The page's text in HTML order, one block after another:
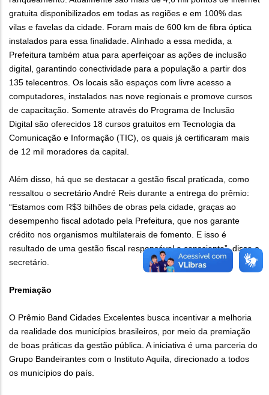
gratuita disponibilizados em todas as regiões e em 100% das
vilas e favelas da cidade. Foram mais de 600 km de fibra óptica
instalados para essa finalidade. Alinhado a essa medida, a
Prefeitura também atua para aperfeiçoar as ações de inclusão
digital, garantindo conectividade para a população a partir dos
135 telecentros. Os locais são espaços com livre acesso a
computadores, instalados nas nove regionais e promove cursos
de capacitação. Somente através do Programa de Inclusão
Digital são oferecidos 18 cursos gratuitos em Tecnologia da
Comunicação e Informação (TIC), os quais já certificaram mais
de 12 mil moradores da capital.
Além disso, há que se destacar a gestão fiscal praticada, como
ressaltou o secretário André Reis durante a entrega do prêmio:
“Estamos com R$3 bilhões de obras pela cidade, graças ao
desempenho fiscal adotado pela Prefeitura, que nos garante
crédito nos organismos multilaterais de fomento. E isso é
resultado de uma gestão fiscal responsável e consciente”, disse o
secretário.
Premiação
O Prêmio Band Cidades Excelentes busca incentivar a melhoria
da realidade dos municípios brasileiros, por meio da premiação
de boas práticas da gestão pública. A iniciativa é uma parceria do
Grupo Bandeirantes com o Instituto Aquila, direcionado a todos
os municípios do país.